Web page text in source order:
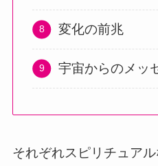
変化の前兆
宇宙からのメッ
それぞれスピリチュア